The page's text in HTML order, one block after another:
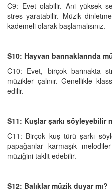
C9: Evet olabilir. Ani yüksek
stres yaratabilir. Müzik
kademeli olarak başlamalısınız.
S10: Hayvan barınaklarında
C10: Evet, birçok barınakta
müzikler çalınır. Genellikle
edilir.
S11: Kuşlar şarkı söyleyebilir
C11: Birçok kuş türü şarkı
papağanlar karmaşık
müziğini taklit edebilir.
S12: Balıklar müzik duyar mı?